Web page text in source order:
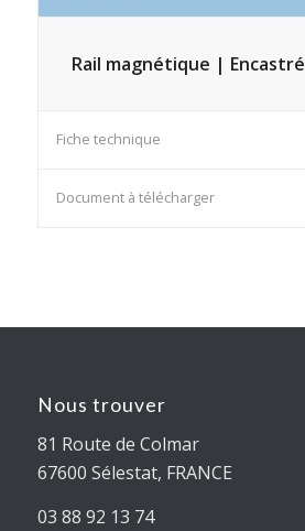
Rail magnétique | Encastré
Fiche technique
Document à télécharger
Nous trouver
81 Route de Colmar
67600 Sélestat, FRANCE
03 88 92 13 74